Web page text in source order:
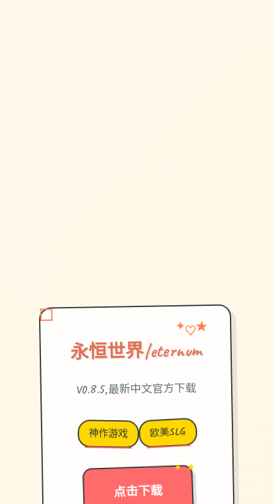
永恒世界|eternum
✦♡★
V0.8.5,最新中文官方下载
神作游戏 欧美SLG
点击下载
→
✦ ★